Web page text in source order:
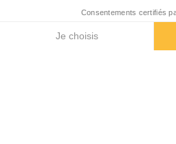
exceptionnel entre Genève et
Contactez-nous pour
Consentements certifiés
Je choisis